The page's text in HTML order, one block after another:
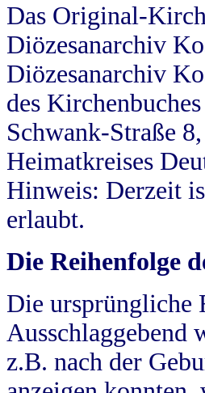
Das Original-
Diözesanarchiv
Diözesanarchiv
des
Schwank-Straße
Heimatkreises
Hinweis: Derzeit
erlaubt.
Die Reihenfolge
Die ursprüngliche
Ausschlaggebend
z.B. nach der